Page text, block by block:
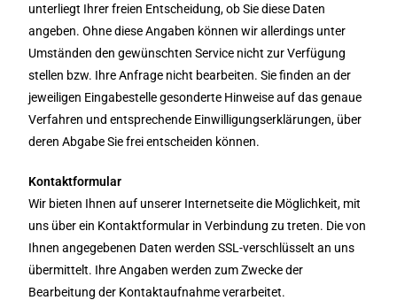
unterliegt Ihrer freien Entscheidung, ob Sie diese Daten
angeben. Ohne diese Angaben können wir allerdings unter
Umständen den gewünschten Service nicht zur Verfügung
stellen bzw. Ihre Anfrage nicht bearbeiten. Sie finden an der
jeweiligen Eingabestelle gesonderte Hinweise auf das genaue
Verfahren und entsprechende Einwilligungserklärungen, über
deren Abgabe Sie frei entscheiden können.
Kontaktformular
Wir bieten Ihnen auf unserer Internetseite die Möglichkeit, mit
uns über ein Kontaktformular in Verbindung zu treten. Die von
Ihnen angegebenen Daten werden SSL-verschlüsselt an uns
übermittelt. Ihre Angaben werden zum Zwecke der
Bearbeitung der Kontaktaufnahme verarbeitet.